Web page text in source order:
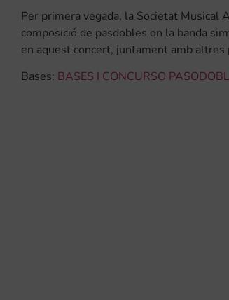
Per primera vegada, la Societat Musical
composició de pasdobles on la banda
en aquest concert, juntament amb altres
Bases: BASES I CONCURSO